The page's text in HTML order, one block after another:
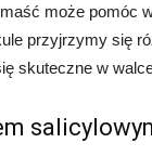
może pomóc
przyjrzymy się
skuteczne w